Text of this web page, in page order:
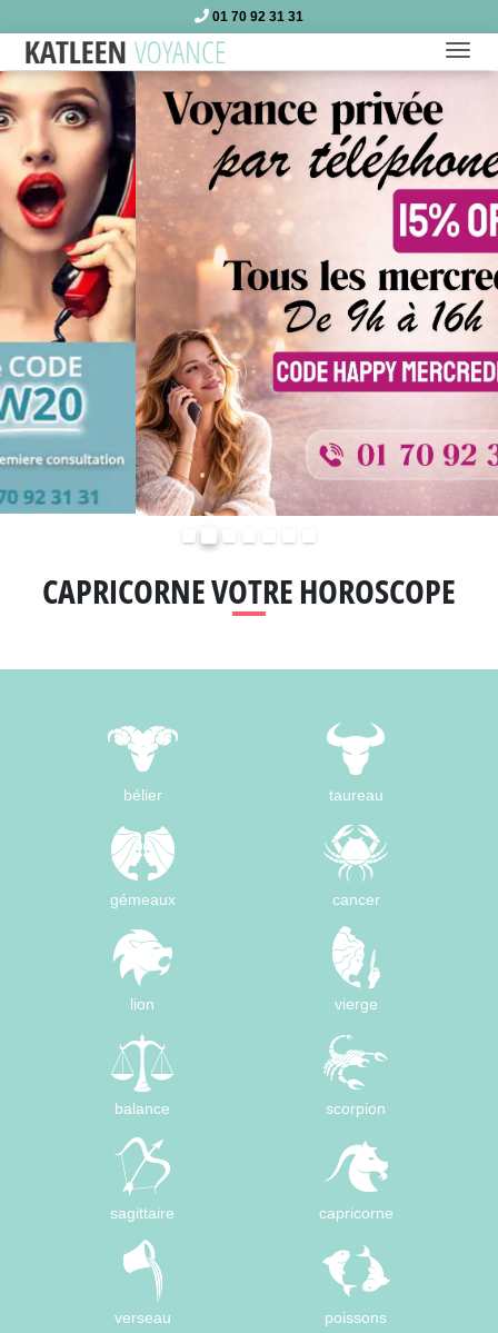
01 70 92 31 31
CAPRICORNE VOTRE HOROSCOPE
bélier taureau
gémeaux cancer
lion vierge
balance scorpion
sagittaire capricorne
verseau poissons